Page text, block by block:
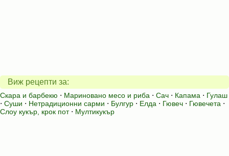
Виж рецепти за:
Скара и барбекю ⋅ Мариновано месо и риба ⋅ Сач ⋅ Капама ⋅ Гулаш
⋅ Суши ⋅ Нетрадиционни сарми ⋅ Булгур ⋅ Елда ⋅ Гювеч ⋅ Гювечета ⋅
Слоу кукър, крок пот⋅ Мултикукър